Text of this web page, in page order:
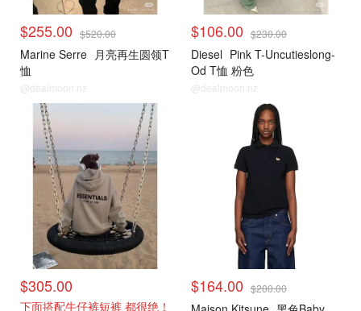
$255.00 $520.00
Marine Serre 月亮再生圆领T
恤
@dealmoon.nz
$106.00 $230.00
Diesel Pink T-Uncutieslong-
Od T恤 粉色
@dealmoon.nz
小编推荐
$305.00
下面搭配牛仔裤短裤 都很绝！
$164.00 $200.00